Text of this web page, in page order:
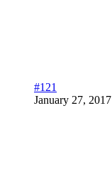
#121
January 27, 2017